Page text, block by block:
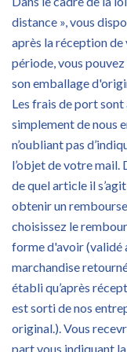
distance », vous
après la réception
période, vous
son emballage
Les frais de port
simplement de nous
n’oubliant pas
l’objet de votre mail.
de quel article il
obtenir un
choisissez le
forme d'avoir (validé
marchandise
établi qu’après
est sorti de nos
original.). Vous
part vous indiquant